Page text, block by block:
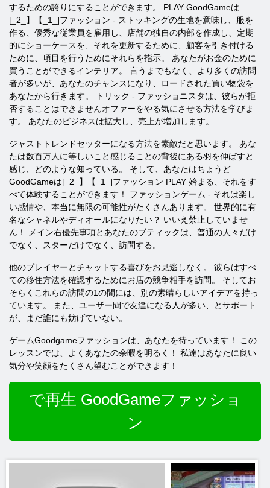
するための誇りにすることができます。 PLAY GoodGameは
[_2_】【_1_]ファッション - ストッキングの生地を意味し、服を
作る、優秀な従業員を雇用し、店舗の独自の内部を作成し、定期
的にショーケースを、それを更新するために、顧客を引き付ける
ために、項目を行うためにそれらを指示。 あなたがお金のために
買うことができるインテリア。 言うまでもなく、より多くの訪問
者が多いが、あなたのチャンスになり、ロードされた買い物袋を
あなたから行きます。 トリック - ファッショニスタは、彼らが拒
否することはできませんオファーをやる気にさせる方法を学びま
す。 あなたのビジネスは拡大し、売上が増加します。
ジャストトレンドセッターになる方法を素敵だと思います。 あな
たは数百万人に等しいこと感じることの背後にある羽を伸ばすと
感じ、どのような知っている。 そして、あなたはちょうど
GoodGameは[_2_】【_1_]ファッション PLAY 始まる、それをす
べて体験することができます！ ファッションゲーム - それは楽し
い感情や、本当に無限の可能性がたくさんあり​​ます。 世界的に有
名なシャネルやディオールになりたい？ いいえ禁止していませ
ん！ メイン右優先事項とあなたのブティックは、普通の人々だけ
でなく、スターだけでなく、訪問する。
他のプレイヤーとチャットする喜びをお見逃しなく。 彼らはすべ
ての移住方法を確認するためにお店の競争相手を訪問。 そしてお
そらくこれらの訪問の1の間には、別の素晴らしいアイデアを持っ
ています。 また、ユーザー間で友達になる人が多い、とサポート
が、まだ誰にも妨げていない。
ゲームGoodgameファッションは、あなたを待っています！ この
レッスンでは、よくあなたの余暇を明るく！ 私達はあなたに良い
気分や笑顔をたくさん望むことができます！
で再生 GoodGameファッショ
ン